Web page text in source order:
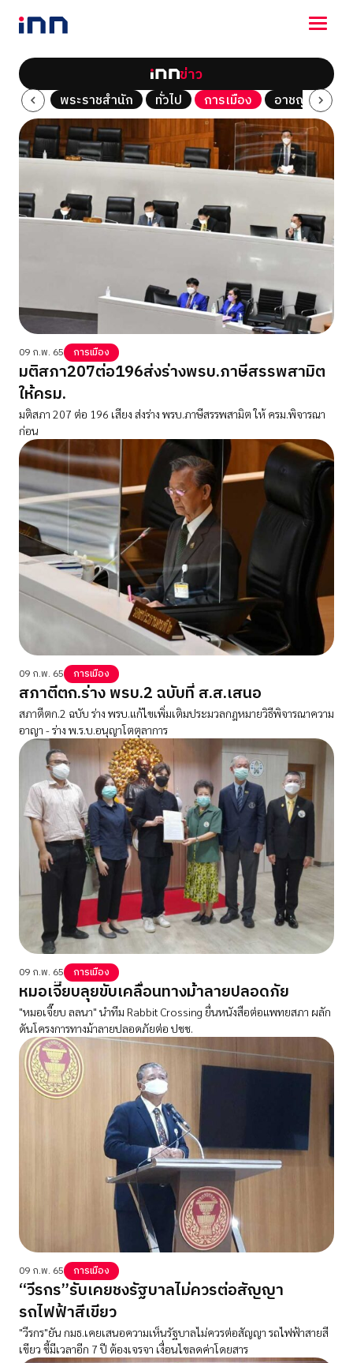
NEWS
ENTERTAINMENT
LIFESTYLE
HOROSCOPE
LOTTERY
ร่วมด้วยช่วยกัน
ข่าว
Tech พระราชสำนัก ทั่วไป การเมือง อาชญากรรม
09 ก.พ. 65 การเมือง
มติสภา207ต่อ196ส่งร่างพรบ.ภาษีสรรพสามิต
ให้ครม.
มติสภา 207 ต่อ 196 เสียง ส่งร่าง พรบ.ภาษีสรรพสามิต ให้ ครม.พิจารณา
ก่อน
09 ก.พ. 65 การเมือง
สภาตีตก.ร่าง พรบ.2 ฉบับที่ ส.ส.เสนอ
สภาตีตก.2 ฉบับ ร่าง พรบ.แก้ไขเพิ่มเติมประมวลกฎหมายวิธีพิจารณาความ
อาญา - ร่าง พ.ร.บ.อนุญาโตตุลาการ
09 ก.พ. 65 การเมือง
หมอเจี๊ยบลุยขับเคลื่อนทางม้าลายปลอดภัย
"หมอเจี๊ยบ ลลนา" นำทีม Rabbit Crossing ยื่นหนังสือต่อแพทยสภา ผลัก
ดันโครงการทางม้าลายปลอดภัยต่อ ปชช.
09 ก.พ. 65 การเมือง
“วีรกร”รับเคยชงรัฐบาลไม่ควรต่อสัญญา
รถไฟฟ้าสีเขียว
"วีรกร"ยัน กมธ.เคยเสนอความเห็นรัฐบาลไม่ควรต่อสัญญา รถไฟฟ้าสายสี
เขียว ชี้มีเวลาอีก 7 ปี ต้องเจรจา เงื่อนไขลดค่าโดยสาร